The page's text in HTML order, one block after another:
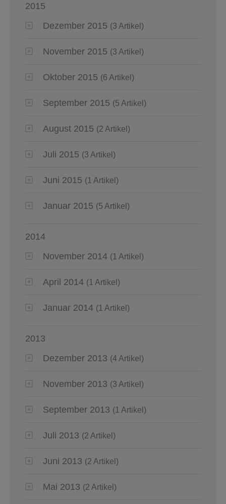
2015
Dezember 2015 (3 Artikel)
November 2015 (3 Artikel)
Oktober 2015 (6 Artikel)
September 2015 (5 Artikel)
August 2015 (2 Artikel)
Juli 2015 (3 Artikel)
Juni 2015 (1 Artikel)
Januar 2015 (5 Artikel)
2014
November 2014 (1 Artikel)
April 2014 (1 Artikel)
Januar 2014 (1 Artikel)
2013
Dezember 2013 (4 Artikel)
November 2013 (3 Artikel)
September 2013 (1 Artikel)
Juli 2013 (2 Artikel)
Juni 2013 (2 Artikel)
Mai 2013 (2 Artikel)